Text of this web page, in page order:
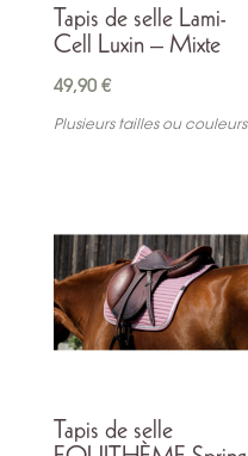
Tapis de selle Lami-
Cell Luxin – Mixte
49,90 €
Plusieurs tailles ou couleurs
Tapis de selle